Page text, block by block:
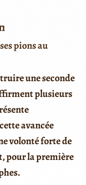
pions au
une seconde
plusieurs
avancée
volonté forte de
pour la première